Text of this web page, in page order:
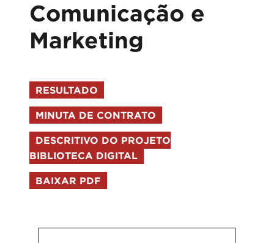
Comunicação e
Marketing
RESULTADO
MINUTA DE CONTRATO
DESCRITIVO DO PROJETO
BIBLIOTECA DIGITAL
BAIXAR PDF